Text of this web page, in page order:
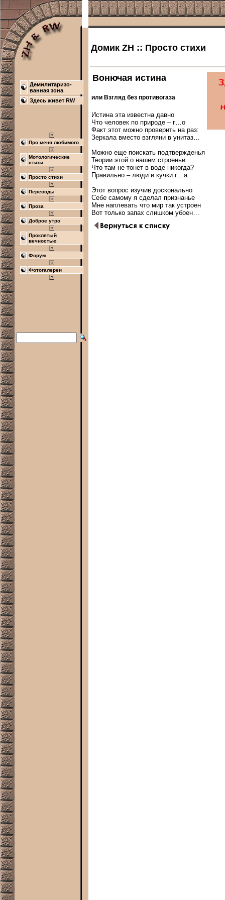
Домик ZH :: Просто стихи
Демилитаризо-
ванная зона
Здесь живет RW
Про меня любимого
Мотологические
стихи
Просто стихи
Переводы
Проза
Доброе утро
Проклятый
вечностью
Форум
Фотогалереи
Вонючая истина
или Взгляд без противогаза
Истина эта известна давно
Что человек по природе – г…о
Факт этот можно проверить на раз:
Зеркала вместо взгляни в унитаз…
Можно еще поискать подтвержденья
Теории этой о нашем строеньи
Что там не тонет в воде никогда?
Правильно – люди и кучки г…а.
Этот вопрос изучив досконально
Себе самому я сделал признанье
Мне наплевать что мир так устроен